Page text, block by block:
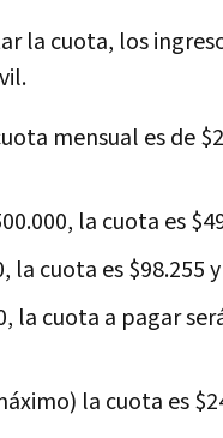
la cuota, los
mensual es de
la cuota es
la cuota es $98.255
la cuota a pagar
la cuota es